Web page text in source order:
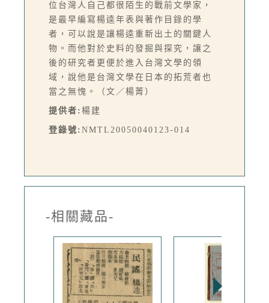
位台灣人自己都很陌生的戰前文學家，
是最早編寫楊逵年表與著作目錄的學
者，可以說是讓楊逵重新出土的關鍵人
物。而他對於史料的發掘與探究，讓之
後的研究者更便於進入台灣文學的領
域，說他是台灣文學在日本的拓荒者也
當之無愧。（文／楊菁）
提供者: 楊建
登錄號: NMTL20050040123-014
-相關藏品-